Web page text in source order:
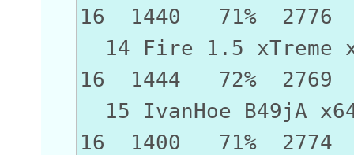
16 1440 71% 2776
14 Fire 1.5
16 1444 72% 2769
15 IvanHoe
16 1400 71% 2774